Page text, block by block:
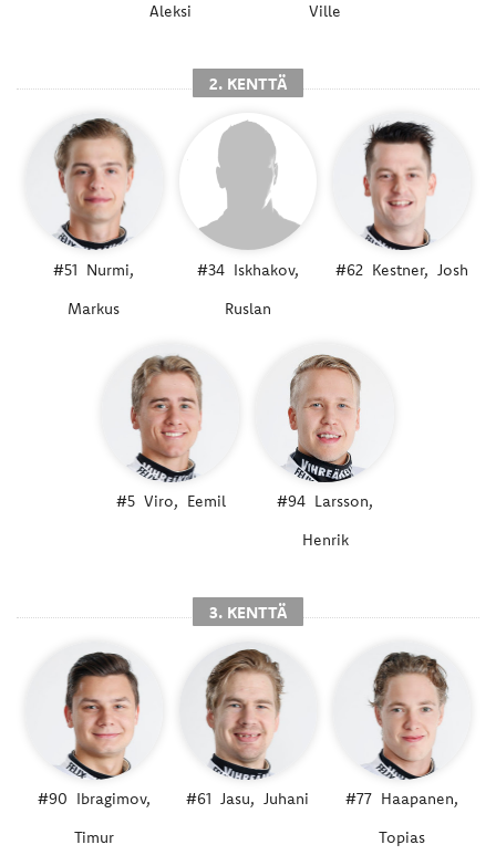
Aleksi
Ville
2. KENTTÄ
#51 Nurmi,
Markus
#34 Iskhakov,
Ruslan
#62 Kestner, Josh
#5 Viro, Eemil #94 Larsson,
Henrik
3. KENTTÄ
#90 Ibragimov,
Timur
#61 Jasu, Juhani #77 Haapanen,
Topias